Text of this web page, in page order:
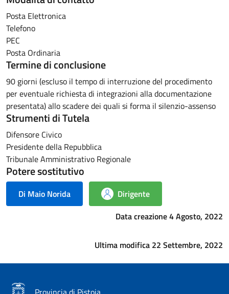
Posta Elettronica
Telefono
PEC
Posta Ordinaria
Termine di conclusione
90 giorni (escluso il tempo di interruzione del procedimento
per eventuale richiesta di integrazioni alla documentazione
presentata) allo scadere dei quali si forma il silenzio-assenso
Strumenti di Tutela
Difensore Civico
Presidente della Repubblica
Tribunale Amministrativo Regionale
Potere sostitutivo
Di Maio Norida
Dirigente
Data creazione 4 Agosto, 2022
Ultima modifica 22 Settembre, 2022